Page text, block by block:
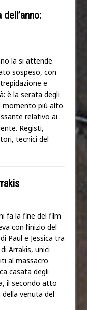
la si attende
sospeso, con
e
è la serata degli
momento più alto
relativo ai
Registi,
tecnici del
fa la fine del film
con l’inizio del
Paul e Jessica tra
Arrakis, unici
al massacro
casata degli
il secondo atto
venuta del